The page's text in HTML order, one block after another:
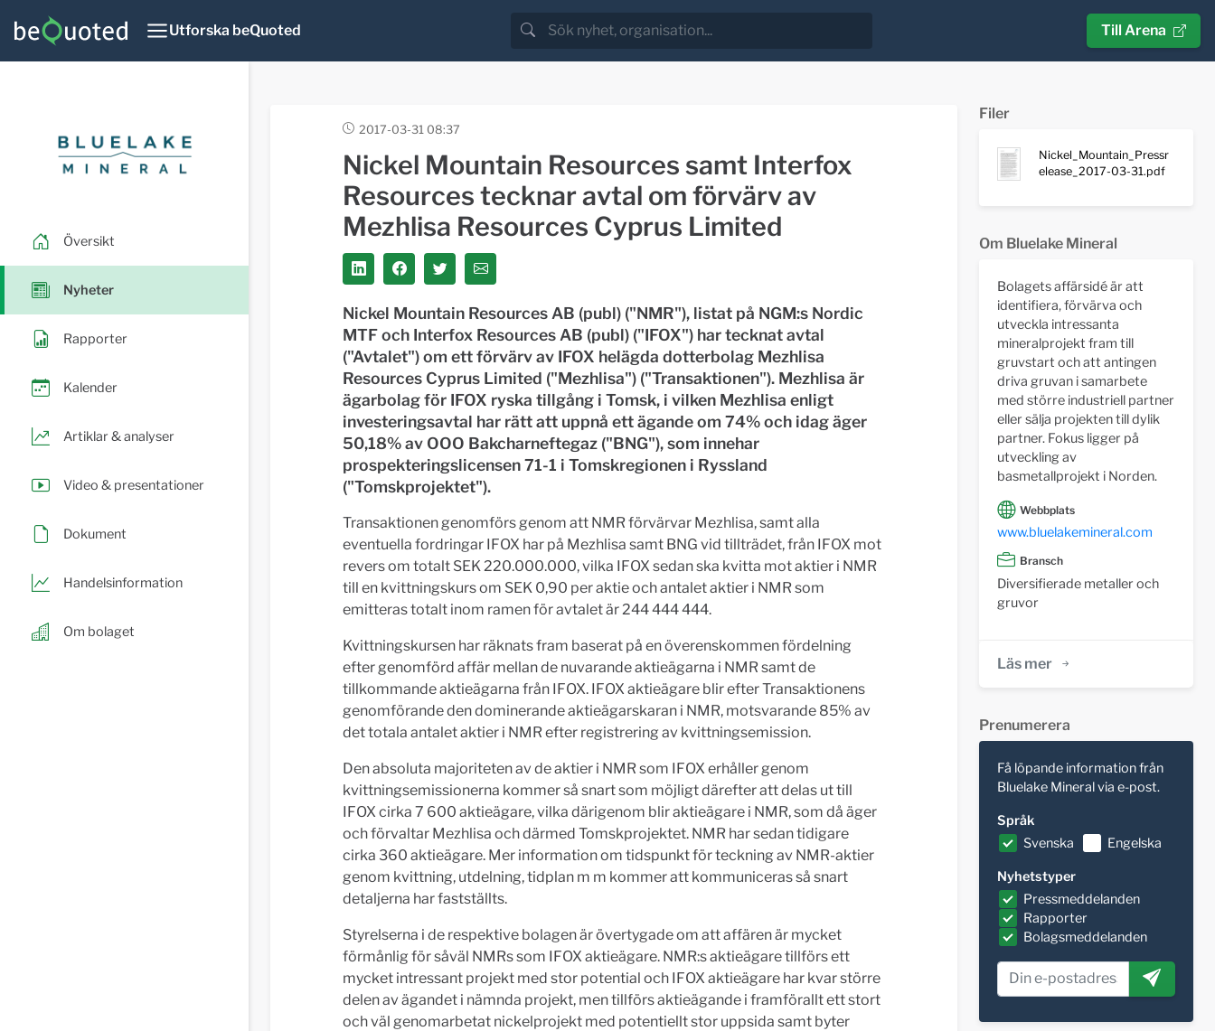
Utforska beQuoted Till Arena
Översikt
Nyheter
Rapporter
Kalender
Artiklar & analyser
Video & presentationer
Dokument
Handelsinformation
Om bolaget
2017-03-31 08:37
Nickel Mountain Resources samt Interfox
Resources tecknar avtal om förvärv av
Mezhlisa Resources Cyprus Limited
Nickel Mountain Resources AB (publ) ("NMR"), listat på NGM:s Nordic
MTF och Interfox Resources AB (publ) ("IFOX") har tecknat avtal
("Avtalet") om ett förvärv av IFOX helägda dotterbolag Mezhlisa
Resources Cyprus Limited ("Mezhlisa") ("Transaktionen"). Mezhlisa är
ägarbolag för IFOX ryska tillgång i Tomsk, i vilken Mezhlisa enligt
investeringsavtal har rätt att uppnå ett ägande om 74% och idag äger
50,18% av OOO Bakcharneftegaz ("BNG"), som innehar
prospekteringslicensen 71-1 i Tomskregionen i Ryssland
("Tomskprojektet").
Transaktionen genomförs genom att NMR förvärvar Mezhlisa, samt alla
eventuella fordringar IFOX har på Mezhlisa samt BNG vid tillträdet, från IFOX mot
revers om totalt SEK 220.000.000, vilka IFOX sedan ska kvitta mot aktier i NMR
till en kvittningskurs om SEK 0,90 per aktie och antalet aktier i NMR som
emitteras totalt inom ramen för avtalet är 244 444 444.
Kvittningskursen har räknats fram baserat på en överenskommen fördelning
efter genomförd affär mellan de nuvarande aktieägarna i NMR samt de
tillkommande aktieägarna från IFOX. IFOX aktieägare blir efter Transaktionens
genomförande den dominerande aktieägarskaran i NMR, motsvarande 85% av
det totala antalet aktier i NMR efter registrering av kvittningsemission.
Den absoluta majoriteten av de aktier i NMR som IFOX erhåller genom
kvittningsemissionerna kommer så snart som möjligt därefter att delas ut till
IFOX cirka 7 600 aktieägare, vilka därigenom blir aktieägare i NMR, som då äger
och förvaltar Mezhlisa och därmed Tomskprojektet. NMR har sedan tidigare
cirka 360 aktieägare. Mer information om tidspunkt för teckning av NMR-aktier
genom kvittning, utdelning, tidplan m m kommer att kommuniceras så snart
detaljerna har fastställts.
Styrelserna i de respektive bolagen är övertygade om att affären är mycket
förmånlig för såväl NMRs som IFOX aktieägare. NMR:s aktieägare tillförs ett
mycket intressant projekt med stor potential och IFOX aktieägare har kvar större
delen av ägandet i nämnda projekt, men tillförs aktieägande i framförallt ett stort
och väl genomarbetat nickelprojekt med potentiellt stor uppsida samt byter
Filer
Nickel_Mountain_Pressr
elease_2017-03-31.pdf
Om Bluelake Mineral
Bolagets affärsidé är att
identifiera, förvärva och
utveckla intressanta
mineralprojekt fram till
gruvstart och att antingen
driva gruvan i samarbete
med större industriell partner
eller sälja projekten till dylik
partner. Fokus ligger på
utveckling av
basmetallprojekt i Norden.
Webbplats
www.bluelakemineral.com
Bransch
Diversifierade metaller och
gruvor
Läs mer
Prenumerera
Få löpande information från
Bluelake Mineral via e-post.
Språk
Svenska
Engelska
Nyhetstyper
Pressmeddelanden
Rapporter
Bolagsmeddelanden